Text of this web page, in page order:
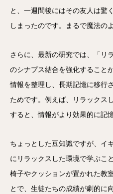
と、一週間後にはその友人は驚
しまったのです。まるで魔法の
さらに、最新の研究では、「リ
のシナプス結合を強化すること
情報を整理し、長期記憶に移行
ためです。例えば、リラックス
すると、情報がより効果的に記
ちょっとした豆知識ですが、イ
にリラックスした環境で学ぶこ
椅子やクッションが置かれた教
とで、生徒たちの成績が劇的に